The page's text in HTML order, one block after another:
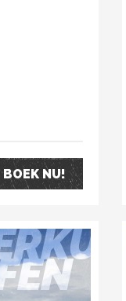
BOEK NU!